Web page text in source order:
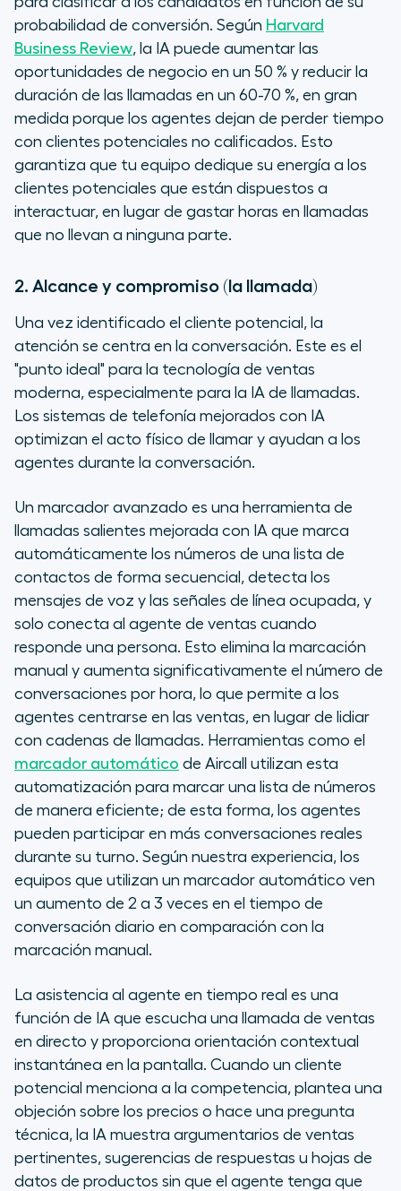
probabilidad de conversión. Según Harvard
Business Review, la IA puede aumentar las
oportunidades de negocio en un 50 % y reducir la
duración de las llamadas en un 60-70 %, en gran
medida porque los agentes dejan de perder tiempo
con clientes potenciales no calificados. Esto
garantiza que tu equipo dedique su energía a los
clientes potenciales que están dispuestos a
interactuar, en lugar de gastar horas en llamadas
que no llevan a ninguna parte.
2. Alcance y compromiso (la llamada)
Una vez identificado el cliente potencial, la
atención se centra en la conversación. Este es el
"punto ideal" para la tecnología de ventas
moderna, especialmente para la IA de llamadas.
Los sistemas de telefonía mejorados con IA
optimizan el acto físico de llamar y ayudan a los
agentes durante la conversación.
Un marcador avanzado es una herramienta de
llamadas salientes mejorada con IA que marca
automáticamente los números de una lista de
contactos de forma secuencial, detecta los
mensajes de voz y las señales de línea ocupada, y
solo conecta al agente de ventas cuando
responde una persona. Esto elimina la marcación
manual y aumenta significativamente el número de
conversaciones por hora, lo que permite a los
agentes centrarse en las ventas, en lugar de lidiar
con cadenas de llamadas. Herramientas como el
marcador automático de Aircall utilizan esta
automatización para marcar una lista de números
de manera eficiente; de esta forma, los agentes
pueden participar en más conversaciones reales
durante su turno. Según nuestra experiencia, los
equipos que utilizan un marcador automático ven
un aumento de 2 a 3 veces en el tiempo de
conversación diario en comparación con la
marcación manual.
La asistencia al agente en tiempo real es una
función de IA que escucha una llamada de ventas
en directo y proporciona orientación contextual
instantánea en la pantalla. Cuando un cliente
potencial menciona a la competencia, plantea una
objeción sobre los precios o hace una pregunta
técnica, la IA muestra argumentarios de ventas
pertinentes, sugerencias de respuestas u hojas de
datos de productos sin que el agente tenga que